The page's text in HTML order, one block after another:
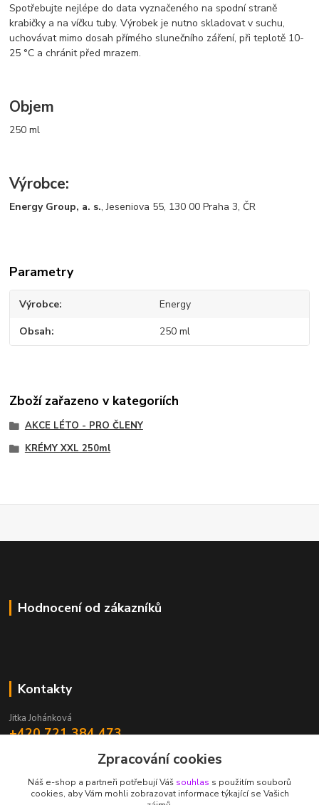
Spotřebujte nejlépe do data vyznačeného na spodní straně
krabičky a na víčku tuby. Výrobek je nutno skladovat v suchu,
uchovávat mimo dosah přímého slunečního záření, při teplotě 10-
25 °C a chránit před mrazem.
Objem
250 ml
Výrobce:
Energy Group, a. s., Jeseniova 55, 130 00 Praha 3, ČR
Parametry
Výrobce Energy
Obsah 250 ml
Zboží zařazeno v kategoriích
AKCE LÉTO - PRO ČLENY
KRÉMY XXL 250ml
Hodnocení od zákazníků
Kontakty
Jitka Johánková
+420 721 384 473
johankova@energyprodukty.czZpracování cookies
Náš e-shop a partneři potřebují Váš souhlas s použitím souborů
cookies, aby Vám mohli zobrazovat informace týkající se Vašich